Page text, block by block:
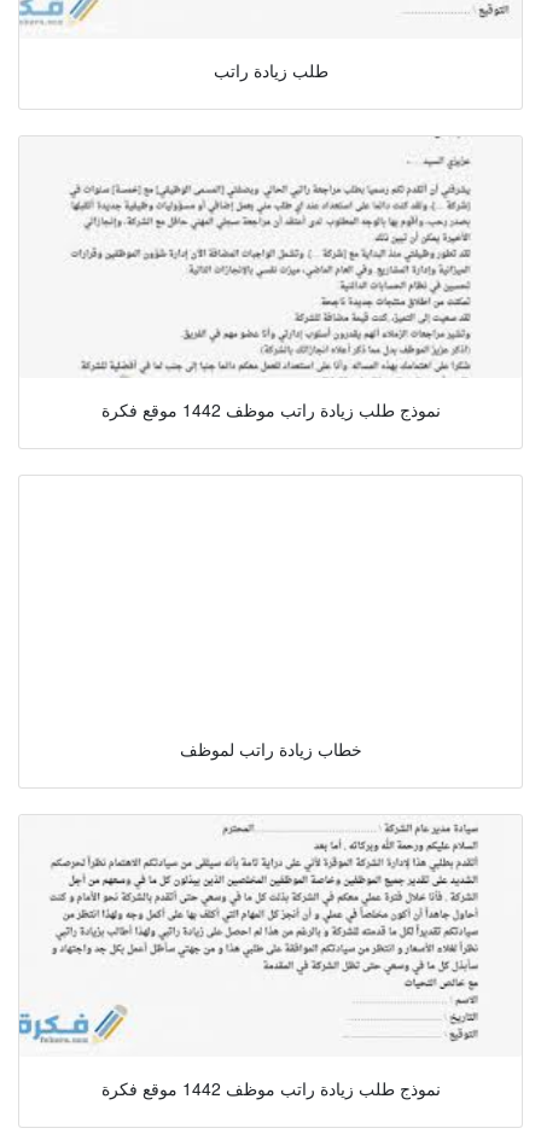
طلب زيادة راتب
نموذج طلب زيادة راتب موظف 1442 موقع فكرة
خطاب زيادة راتب لموظف
نموذج طلب زيادة راتب موظف 1442 موقع فكرة